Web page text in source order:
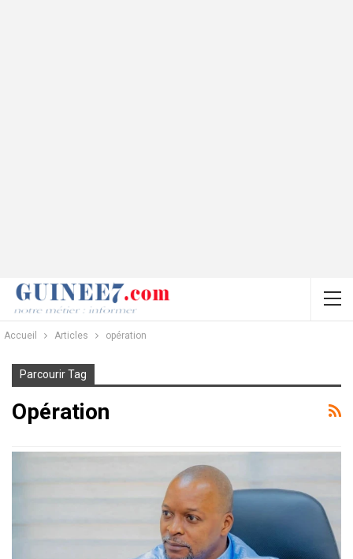
Accueil Articles opération
Parcourir Tag
Opération